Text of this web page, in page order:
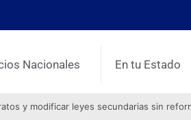
Nacionales En tu Estado
y modificar leyes secundarias sin